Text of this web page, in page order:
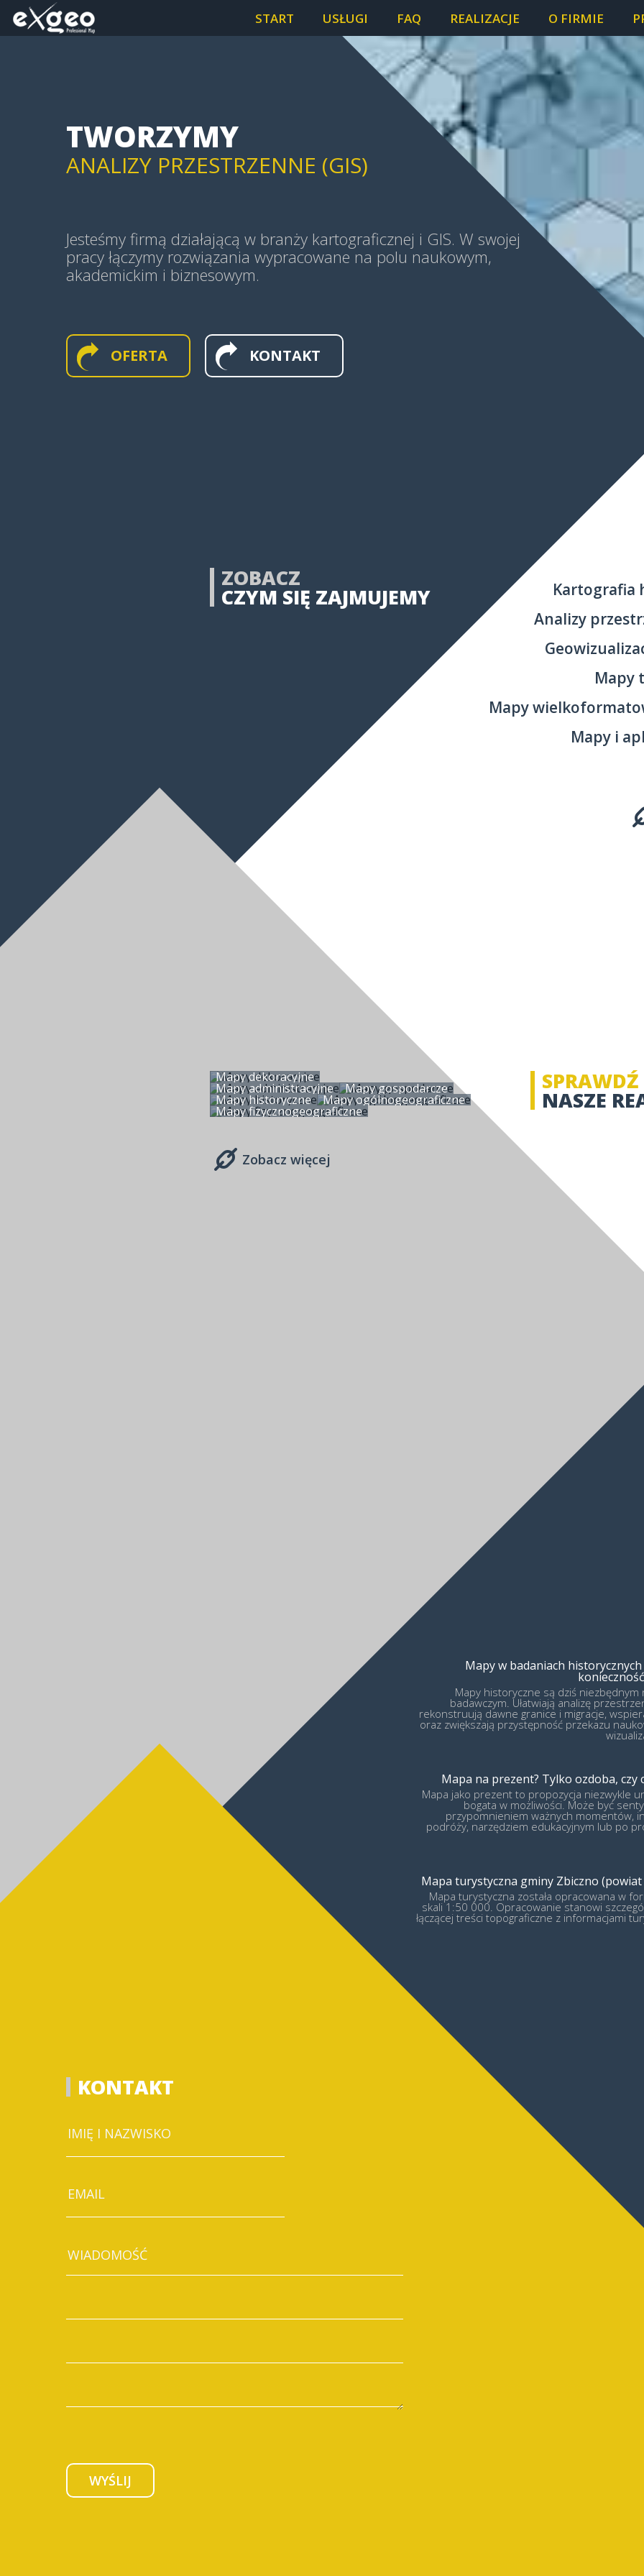
START USŁUGI FAQ REALIZACJE O FIRMIE
TWORZYMY
MAPY I APLIKACJE WEB
ANALIZY PRZESTRZENNE (GIS)
GEOWIZUALIZACJE (GEOVIS)
MAPY WIELKOFORMATOWE I
Jesteśmy firmą działającą w branży kartograficznej i GIS. W swojej
pracy łączymy rozwiązania wypracowane na polu naukowym,
akademickim i biznesowym.
OFERTA KONTAKT
ZOBACZ
CZYM SIĘ ZAJMUJEMY
Kartografia
Analizy
Mapy
Mapy
Mapy i
Mapy dekoracyjne
Mapy administracyjne Mapy gospodarcze
Mapy historyczne Mapy ogólnogeograficzne
Mapy fizycznogeograficzne
Zobacz więcej
SPRAWDŹ
NASZE
Mapy w badaniach
Mapy historyczne są dziś niezbędnym
badawczym. Ułatwiają analizę
rekonstruują dawne granice i migracje,
oraz zwiększają przystępność przekazu
Mapa na prezent? Tylko ozdoba, czy
Mapa jako prezent to propozycja niezwykle
bogata w możliwości. Może być
przypomnieniem ważnych momentów,
podróży, narzędziem edukacyjnym lub po
Mapa turystyczna gminy Zbiczno
Mapa turystyczna została opracowana w
skali 1:50 000. Opracowanie stanowi
łączącej treści topograficzne z informacjami
KONTAKT
WYŚLIJ